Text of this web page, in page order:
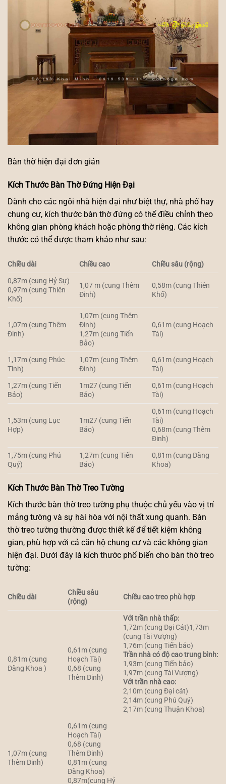
Bàn thờ hiện đại đơn giản
Kích Thước Bàn Thờ Đứng Hiện Đại
Dành cho các ngôi nhà hiện đại như biệt thự, nhà phố hay
chung cư, kích thước bàn thờ đứng có thể điều chỉnh theo
không gian phòng khách hoặc phòng thờ riêng. Các kích
thước có thể được tham khảo như sau:
Chiều dài Chiều cao
Chiều sâu (rộng)
0,87m (cung Hỷ Sự)
0,97m (cung Thiên
Khố)
1,07 m (cung Thêm
Đinh)
0,58m (cung Thiên
Khố)
1,07m (cung Thêm
Đinh)
1,07m (cung Thêm
Đinh)
1,27m (cung Tiến
Bảo)
0,61m (cung Hoạch
Tài)
1,17m (cung Phúc
Tinh)
1,07m (cung Thêm
Đinh)
0,61m (cung Hoạch
Tài)
1,27m (cung Tiến
Bảo)
1m27 (cung Tiến
Bảo)
0,61m (cung Hoạch
Tài)
1,53m (cung Lục
Hợp)
1m27 (cung Tiến
Bảo)
0,61m (cung Hoạch
Tài)
0,68m (cung Thêm
Đinh)
1,75m (cung Phú
Quý)
1,27m (cung Tiến
Bảo)
0,81m (cung Đăng
Khoa)
Kích Thước Bàn Thờ Treo Tường
Kích thước bàn thờ treo tường phụ thuộc chủ yếu vào vị trí
mảng tường và sự hài hòa với nội thất xung quanh. Bàn
thờ treo tường thường được thiết kế để tiết kiệm không
gian, phù hợp với cả căn hộ chung cư và các không gian
hiện đại. Dưới đây là kích thước phổ biến cho bàn thờ treo
tường:
Chiều dài
Chiều sâu
(rộng)
Chiều cao treo phù hợp
0,81m (cung
Đăng Khoa )
0,61m (cung
Hoạch Tài)
0,68 (cung
Thêm Đinh)
Với trần nhà thấp:
1,72m (cung Đại Cát)1,73m
(cung Tài Vượng)
1,76m (cung Tiến bảo)
Trần nhà có độ cao trung bình:
1,93m (cung Tiến bảo)
1,97m (cung Tài Vượng)
Với trần nhà cao:
2,10m (cung Đại cát)
2,14m (cung Phú Quý)
2,17m (cung Thuận Khoa)
1,07m (cung
Thêm Đinh)
0,61m (cung
Hoạch Tài)
0,68 (cung
Thêm Đinh)
0,81m (cung
Đăng Khoa)
0,87m(cung Hỷ